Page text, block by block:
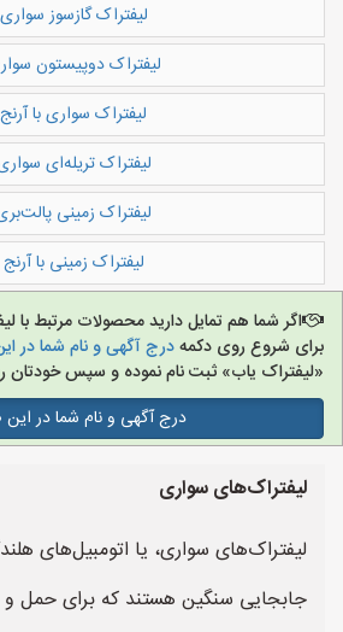
لیفتراک‌ گازسوز سواری
لیفتراک‌ دوپیستون
لیفتراک‌ سواری با آرنج
لیفتراک‌ تریله‌ای
لیفتراک‌ زمینی
لیفتراک‌ زمینی با آرنج
اگر شما هم تمایل دارید محصولات مرتبط با
برای شروع روی دکمهدرج آگهی و نام شما در
«لیفتراک یاب» ثبت نام نموده و سپس خودتان
درج آگهی و نام شما در
لیفتراک‌های سواری
لیفتراک‌های سواری، یا اتومبیل‌های
جابجایی سنگین هستند که برای حمل و